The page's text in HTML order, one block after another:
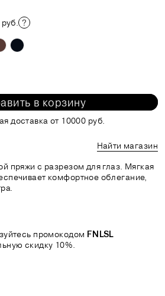
руб.
в корзину
доставка от 10000 руб.
Найти магазин
пряжи с разрезом для глаз. Мягкая
комфортное облегание,
промокодом FNLSL
скидку 10%.